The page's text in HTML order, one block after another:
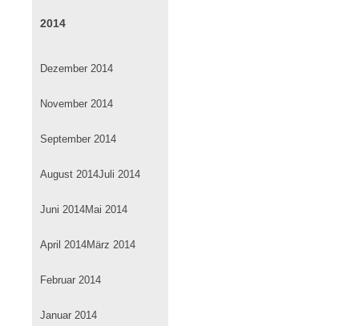
2014
Dezember 2014
November 2014
September 2014
August 2014Juli 2014
Juni 2014Mai 2014
April 2014März 2014
Februar 2014
Januar 2014